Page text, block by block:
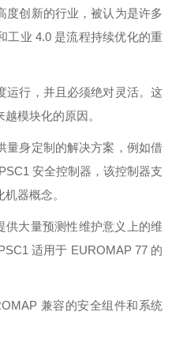
度创新的行业，被认为是许多
工业 4.0 是流程持续优化的重
运行，并且必须绝对灵活。这
模块化的原因。
量身定制的解决方案，例如借
安全控制器，该控制器支
器概念。
供大量预测性维护意义上的维
适用于 EUROMAP 77 的
兼容的安全组件和系统